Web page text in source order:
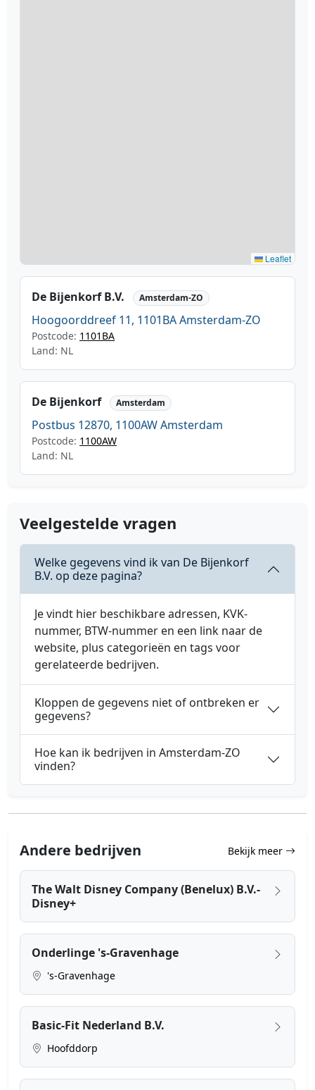
Leaflet
De Bijenkorf B.V. Amsterdam-ZO
Hoogoorddreef 11, 1101BA Amsterdam-ZO
Postcode: 1101BA
Land: NL
De Bijenkorf Amsterdam
Postbus 12870, 1100AW Amsterdam
Postcode: 1100AW
Land: NL
Veelgestelde vragen
Welke gegevens vind ik van De Bijenkorf
B.V. op deze pagina?
Je vindt hier beschikbare adressen, KVK-
nummer, BTW-nummer en een link naar de
website, plus categorieën en tags voor
gerelateerde bedrijven.
Kloppen de gegevens niet of ontbreken er
gegevens?
Hoe kan ik bedrijven in Amsterdam-ZO
vinden?
Andere bedrijven Bekijk meer
The Walt Disney Company (Benelux) B.V.-
Disney+
Onderlinge 's-Gravenhage
's-Gravenhage
Basic-Fit Nederland B.V.
Hoofddorp